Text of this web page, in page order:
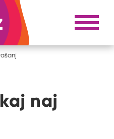
#to sem jaz Razpri
naj